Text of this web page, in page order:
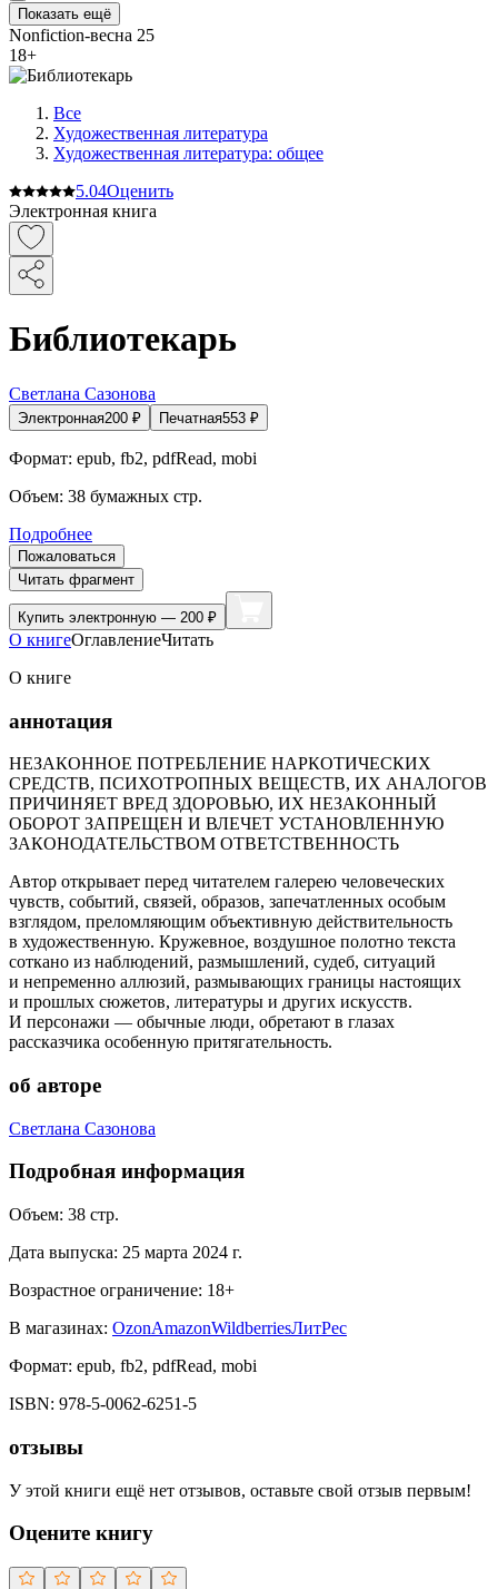
Показать ещё
Nonfiction-весна 25
18+
Все
Художественная литература
Художественная литература: общее
5.04Оценить
Электронная книга
Библиотекарь
Светлана Сазонова
Электронная200 ₽ Печатная553 ₽
Формат: epub, fb2, pdfRead, mobi
Объем: 38 бумажных стр.
Подробнее
Пожаловаться
Читать фрагмент
Купить электронную — 200 ₽
О книгеОглавлениеЧитать
О книге
аннотация
НЕЗАКОННОЕ ПОТРЕБЛЕНИЕ НАРКОТИЧЕСКИХ
СРЕДСТВ, ПСИХОТРОПНЫХ ВЕЩЕСТВ, ИХ АНАЛОГОВ
ПРИЧИНЯЕТ ВРЕД ЗДОРОВЬЮ, ИХ НЕЗАКОННЫЙ
ОБОРОТ ЗАПРЕЩЕН И ВЛЕЧЕТ УСТАНОВЛЕННУЮ
ЗАКОНОДАТЕЛЬСТВОМ ОТВЕТСТВЕННОСТЬ
Автор открывает перед читателем галерею человеческих
чувств, событий, связей, образов, запечатленных особым
взглядом, преломляющим объективную действительность
в художественную. Кружевное, воздушное полотно текста
соткано из наблюдений, размышлений, судеб, ситуаций
и непременно аллюзий, размывающих границы настоящих
и прошлых сюжетов, литературы и других искусств.
И персонажи — обычные люди, обретают в глазах
рассказчика особенную притягательность.
об авторе
Светлана Сазонова
Подробная информация
Объем: 38 стр.
Дата выпуска: 25 марта 2024 г.
Возрастное ограничение: 18+
В магазинах: OzonAmazonWildberriesЛитРес
Формат: epub, fb2, pdfRead, mobi
ISBN: 978-5-0062-6251-5
отзывы
У этой книги ещё нет отзывов, оставьте свой отзыв первым!
Оцените книгу